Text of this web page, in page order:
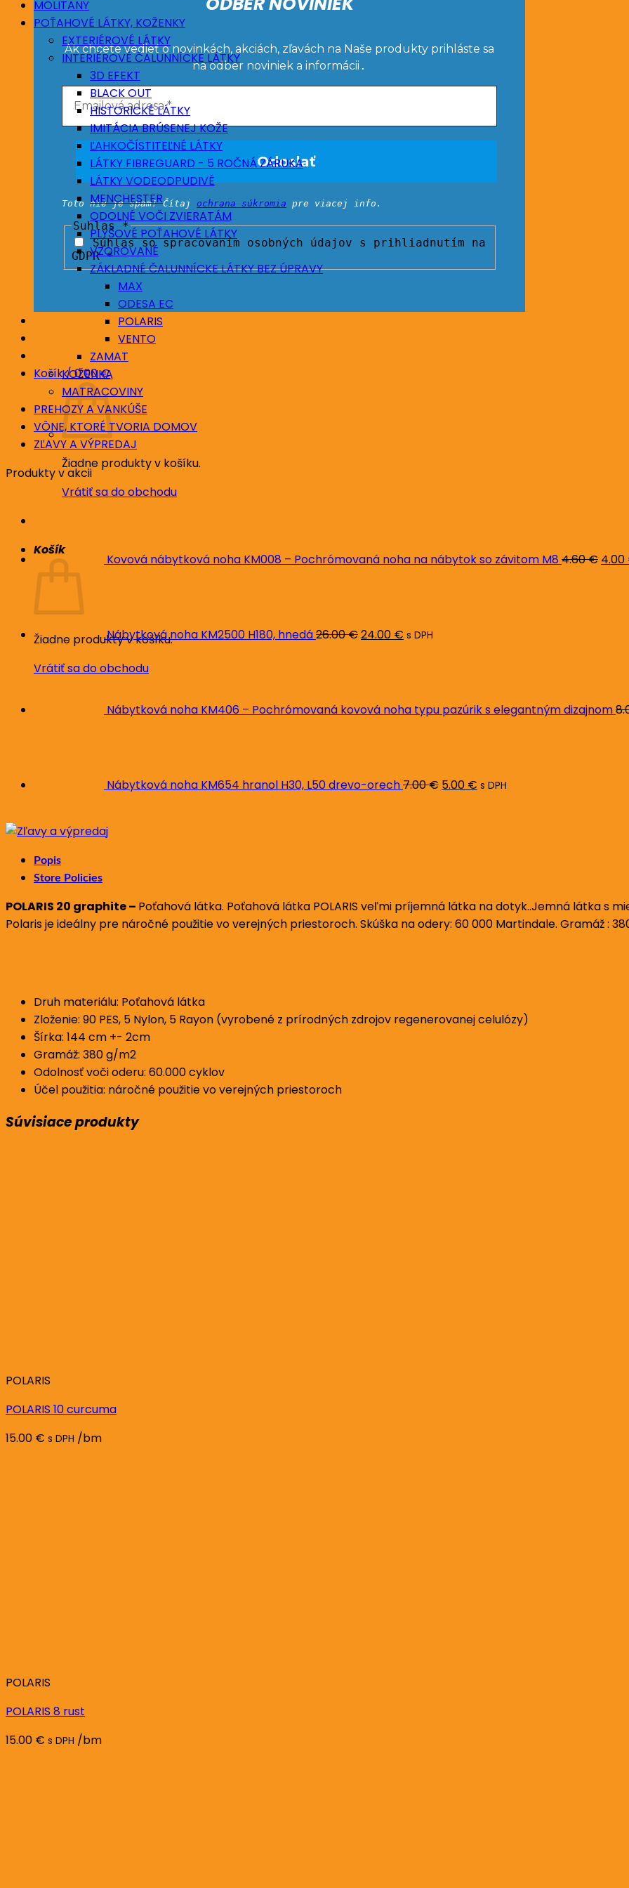
Ak chcete vedieť o novinkách, akciách, zľavách na Naše produkty prihláste sa
na odber noviniek a informácii .
Toto nie je spam! Čítaj ochrana súkromia pre viacej info.
Suhlas*
Súhlas so spracovaním osobných údajov s prihliadnutím na
GDPR *
Košík /0.00€
Žiadne produkty v košíku.
Vrátiť sa do obchodu
Košík
Žiadne produkty v košíku.
Vrátiť sa do obchodu
MOLITANY
POŤAHOVÉ LÁTKY, KOŽENKY
EXTERIÉROVÉ LÁTKY
INTERIÉROVÉ ČALUNNÍCKE LÁTKY
3D EFEKT
BLACK OUT
HISTORICKÉ LÁTKY
IMITÁCIA BRÚSENEJ KOŽE
ĽAHKOČÍSTITEĽNÉ LÁTKY
LÁTKY FIBREGUARD - 5 ROČNÁ ZÁRUKA
LÁTKY VODEODPUDIVÉ
MENCHESTER
ODOLNÉ VOČI ZVIERATÁM
PLYŠOVÉ POŤAHOVÉ LÁTKY
VZOROVANÉ
ZÁKLADNÉ ČALUNNÍCKE LÁTKY BEZ ÚPRAVY
MAX
ODESA EC
POLARIS
VENTO
ZAMAT
KOŽENKA
MATRACOVINY
PREHOZY A VANKÚŠE
VÔNE, KTORÉ TVORIA DOMOV
ZĽAVY A VÝPREDAJ
Produkty v akcii
Kovová nábytková noha KM008 – Pochrómovaná noha na nábytok so závitom M84.60€ 4.60
4.00
Nábytková noha KM2500 H180, hnedá26.00€26.00 €.
24.00 € 24.00 €.
s DPH
Nábytková noha KM406 – Pochrómovaná kovová noha typu pazúrik s elegantným dizajnom
Nábytková noha KM654 hranol H30, L50 drevo-orech7.00€ 7.00 €.
5.00 € 5.00 €.
s DPH
Popis
Store Policies
POLARIS 20 graphite – Poťahová látka. Poťahová látka POLARIS veľmi príjemná látka na dotyk..Jemná látka s
Polaris je ideálny pre náročné použitie vo verejných priestoroch. Skúška na odery: 60 000 Martindale. Gramáž :
Druh materiálu: Poťahová látka
Zloženie: 90 PES, 5 Nylon, 5 Rayon (vyrobené z prírodných zdrojov regenerovanej celulózy)
Šírka: 144 cm +- 2cm
Gramáž: 380 g/m2
Odolnosť voči oderu: 60.000 cyklov
Účel použitia: náročné použitie vo verejných priestoroch
Súvisiace produkty
POLARIS
POLARIS 10 curcuma
15.00 € s DPH /bm
POLARIS
POLARIS 8 rust
15.00 € s DPH /bm